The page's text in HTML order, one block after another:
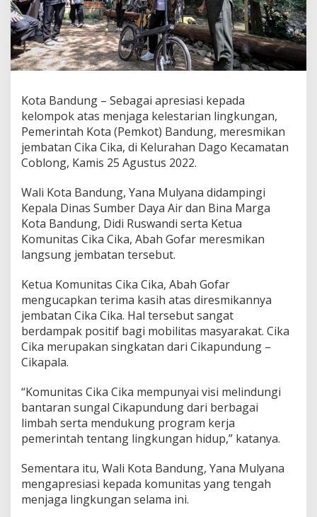
L
i
n
g
k
u
a
n
,
Y
a
n
R
e
s
m
i
k
n
J
e
m
b
a
n
C
i
k
a
i
k
a
Kota Bandung – Sebagai apresiasi kepada
kelompok atas menjaga kelestarian lingkungan,
Pemerintah Kota (Pemkot) Bandung, meresmikan
jembatan Cika Cika, di Kelurahan Dago Kecamatan
Coblong, Kamis 25 Agustus 2022.
Wali Kota Bandung, Yana Mulyana didampingi
Kepala Dinas Sumber Daya Air dan Bina Marga
Kota Bandung, Didi Ruswandi serta Ketua
Komunitas Cika Cika, Abah Gofar meresmikan
langsung jembatan tersebut.
Ketua Komunitas Cika Cika, Abah Gofar
mengucapkan terima kasih atas diresmikannya
jembatan Cika Cika. Hal tersebut sangat
berdampak positif bagi mobilitas masyarakat. Cika
Cika merupakan singkatan dari Cikapundung –
Cikapala.
“Komunitas Cika Cika mempunyai visi melindungi
bantaran sungal Cikapundung dari berbagai
limbah serta mendukung program kerja
pemerintah tentang lingkungan hidup,” katanya.
Sementara itu, Wali Kota Bandung, Yana Mulyana
mengapresiasi kepada komunitas yang tengah
menjaga lingkungan selama ini.